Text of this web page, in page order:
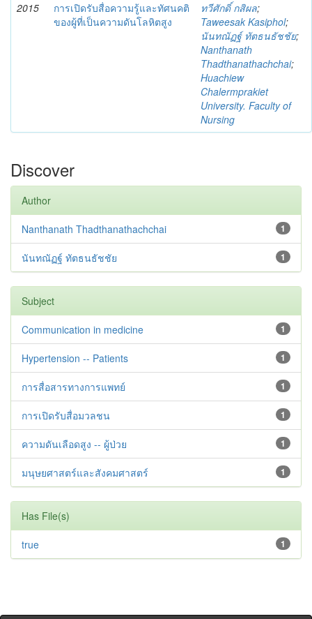
2015
การเปิดรับสื่อความรู้และทัศนคติ
ของผู้ที่เป็นความดันโลหิตสูง
ทวีศักดิ์ กสิผล;
Taweesak Kasiphol;
นันทณัฏฐ์ ทัตธนธัชชัย;
Nanthanath
Thadthanathachchai;
Huachiew
Chalermprakiet
University. Faculty of
Nursing
Discover
Author
1
Nanthanath Thadthanathachchai
1
นันทณัฏฐ์ ทัตธนธัชชัย
Subject
1
Communication in medicine
1
Hypertension -- Patients
1
การสื่อสารทางการแพทย์
1
การเปิดรับสื่อมวลชน
1
ความดันเลือดสูง -- ผู้ป่วย
1
มนุษยศาสตร์และสังคมศาสตร์
Has File(s)
1
true